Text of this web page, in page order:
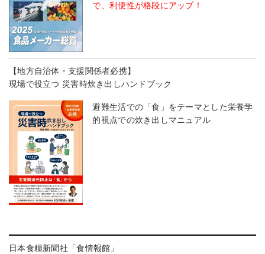
で、利便性が格段にアップ！
【地方自治体・支援関係者必携】
現場で役立つ 災害時炊き出しハンドブック
避難生活での「食」をテーマとした栄養学
的視点での炊き出しマニュアル
日本食糧新聞社「食情報館」